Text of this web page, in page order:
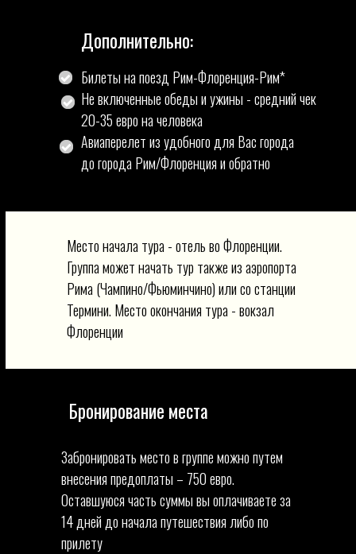
Бронирование места
Дополнительно:
Забронировать место в группе можно путем
внесения предоплаты – 750 евро.
Оставшуюся часть суммы вы оплачиваете за
14 дней до начала путешествия либо по
прилету
Место начала тура - отель во Флоренции.
Группа может начать тур также из аэропорта
Рима (Чампино/Фьюминчино) или со станции
Термини. Место окончания тура - вокзал
Флоренции
Рекомендуем прилететь в Рим до 16-00
Билеты на поезд Рим-Флоренция-Рим*
Не включенные обеды и ужины - средний чек
20-35 евро на человека
Авиаперелет из удобного для Вас города
до города Рим/Флоренция и обратно